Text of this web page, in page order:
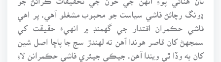
ڍونگ رچائڻ فاشي سياست جو محبوب مشغلو آهي. پر اهي
فاشي حڪمران اقتدار جي گهمنڊ ۾ انهيءَ حقيقت کي
سمجهڻ کان قاصر هوندا آهن ته لهندڙ سج جا پاڇا اصل شين
کان به وڏا ٿي ويندا آهن. جيڪي جيئري فاشي حڪمرانن لاءِ